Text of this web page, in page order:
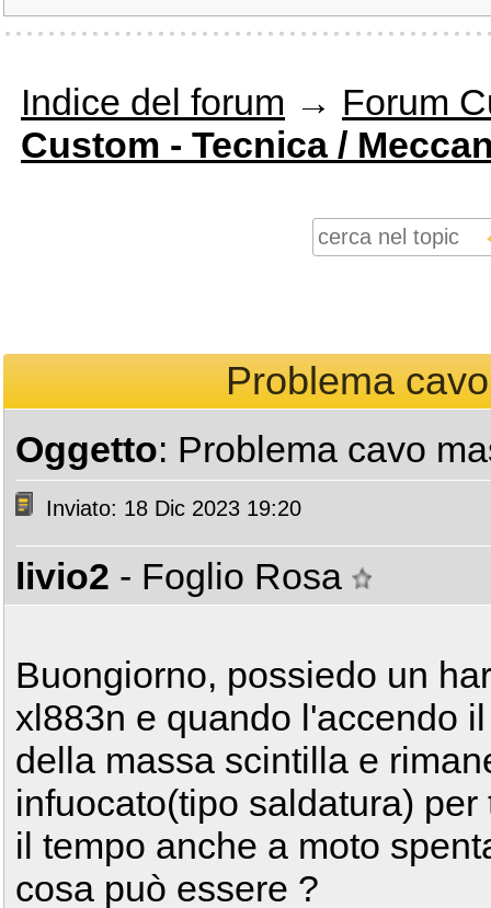
Indice del forum → Forum
Custom - Tecnica /
Problema
Oggetto: Problema cavo
Inviato: 18 Dic 2023 19:20
livio2 - Foglio Rosa
Buongiorno, possiedo un
xl883n e quando l'accendo
della massa scintilla e
infuocato(tipo saldatura) per
il tempo anche a moto
cosa può essere ?